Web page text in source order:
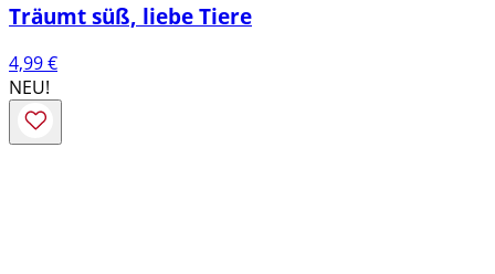
Träumt süß, liebe Tiere
4,99€
NEU!